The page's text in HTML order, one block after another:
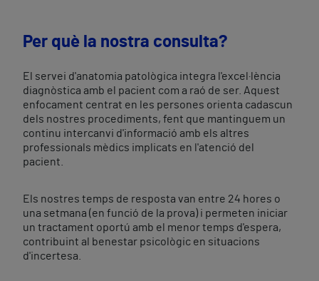
Per què la nostra consulta?
El servei d'anatomia patològica integra l'excel·lència
diagnòstica amb el pacient com a raó de ser. Aquest
enfocament centrat en les persones orienta cadascun
dels nostres procediments, fent que mantinguem un
continu intercanvi d'informació amb els altres
professionals mèdics implicats en l'atenció del
pacient.
Els nostres temps de resposta van entre 24 hores o
una setmana (en funció de la prova) i permeten iniciar
un tractament oportú amb el menor temps d'espera,
contribuint al benestar psicològic en situacions
d'incertesa.